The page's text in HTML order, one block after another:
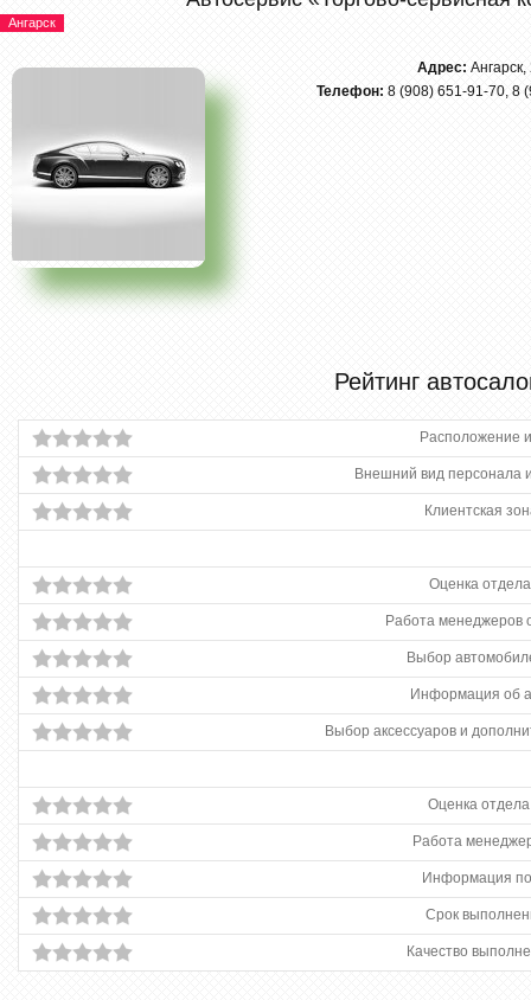
Ангарск
Адрес:
Телефон: 8 (908) 651-91-70, 8
Рейтинг
Расположение
Внешний вид персонала
Клиентская
Оценка
Работа менеджеров
Выбор
Информация об
Выбор аксессуаров и
Оценка
Работа
Информация
Срок
Качество